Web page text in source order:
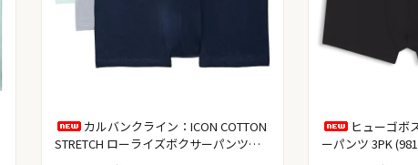
カルバンクライン：ICON COTTON
STRETCH ローライズボクサーパンツ
3PK (ショアライン／ミスティグレー／
ヒューゴボ
ーパンツ 3PK